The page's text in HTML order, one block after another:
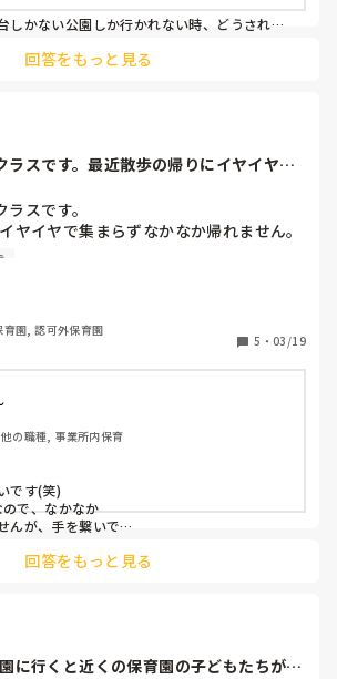
しかない公園しか行かれない時、どうされて
ら、小さい子向けの遊具のある公園まで行く
、園長や主任に相談の上、
と大人の人数を見て、対象年齢以下の子で
遊具では遊ばず、縄跳びを持っていったり、
たりしました。
回答をもっと見る
ラスです。最近散歩の帰りにイヤイヤで
スです。
ヤイヤで集まらずなかなか帰れません。
ってお茶を飲む→手を繋いで帰る
2人くらいは最後までイヤイヤして置い
。(残った保育者1人が公園入り口で手を
、手を繋いで2人連れている保育者が少
す、おすすめの方法、意見などなんでも
園, 認可外保育園
5 ・ 03/19
の職種, 事業所内保育
です(笑)
で、なかなか
んが、手を繋いで
出ないので買えて
参考にもならない
回答をもっと見る
に行くと近くの保育園の子どもたちがお